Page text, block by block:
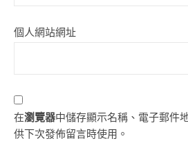
個人網站網址
在瀏覽器中儲存顯示名稱、電子郵件
供下次發佈留言時使用。